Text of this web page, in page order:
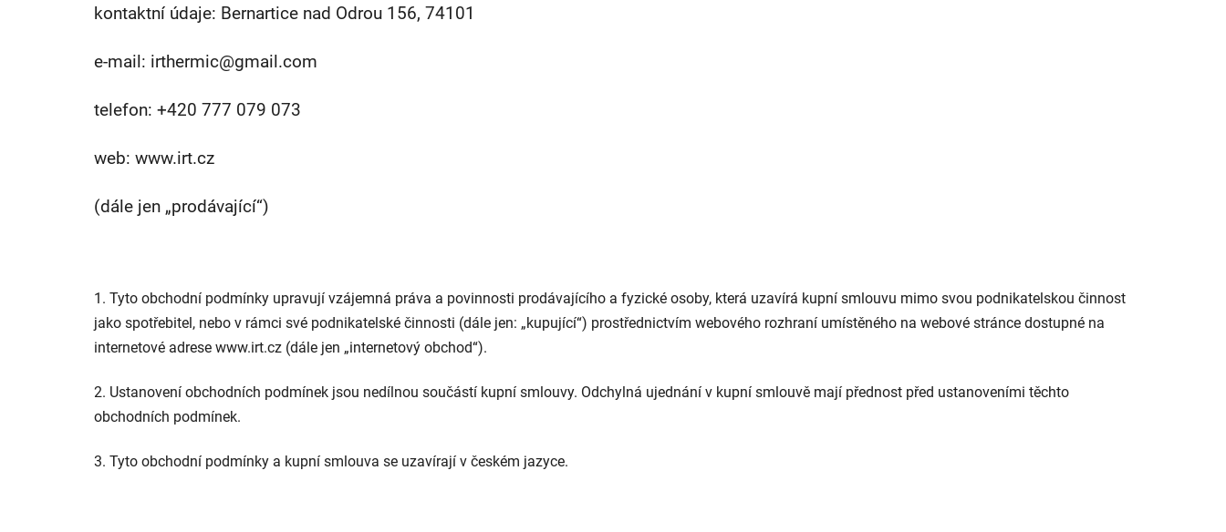
kontaktní údaje: Bernartice nad Odrou 156, 74101
e-mail: irthermic@gmail.com
telefon: +420 777 079 073
web: www.irt.cz
(dále jen „prodávající“)
1. Tyto obchodní podmínky upravují vzájemná práva a povinnosti prodávajícího a fyzické osoby, která uzavírá kupní smlouvu mimo svou podnikatelskou činnost
jako spotřebitel, nebo v rámci své podnikatelské činnosti (dále jen: „kupující“) prostřednictvím webového rozhraní umístěného na webové stránce dostupné na
internetové adrese www.irt.cz (dále jen „internetový obchod“).
2. Ustanovení obchodních podmínek jsou nedílnou součástí kupní smlouvy. Odchylná ujednání v kupní smlouvě mají přednost před ustanoveními těchto
obchodních podmínek.
3. Tyto obchodní podmínky a kupní smlouva se uzavírají v českém jazyce.